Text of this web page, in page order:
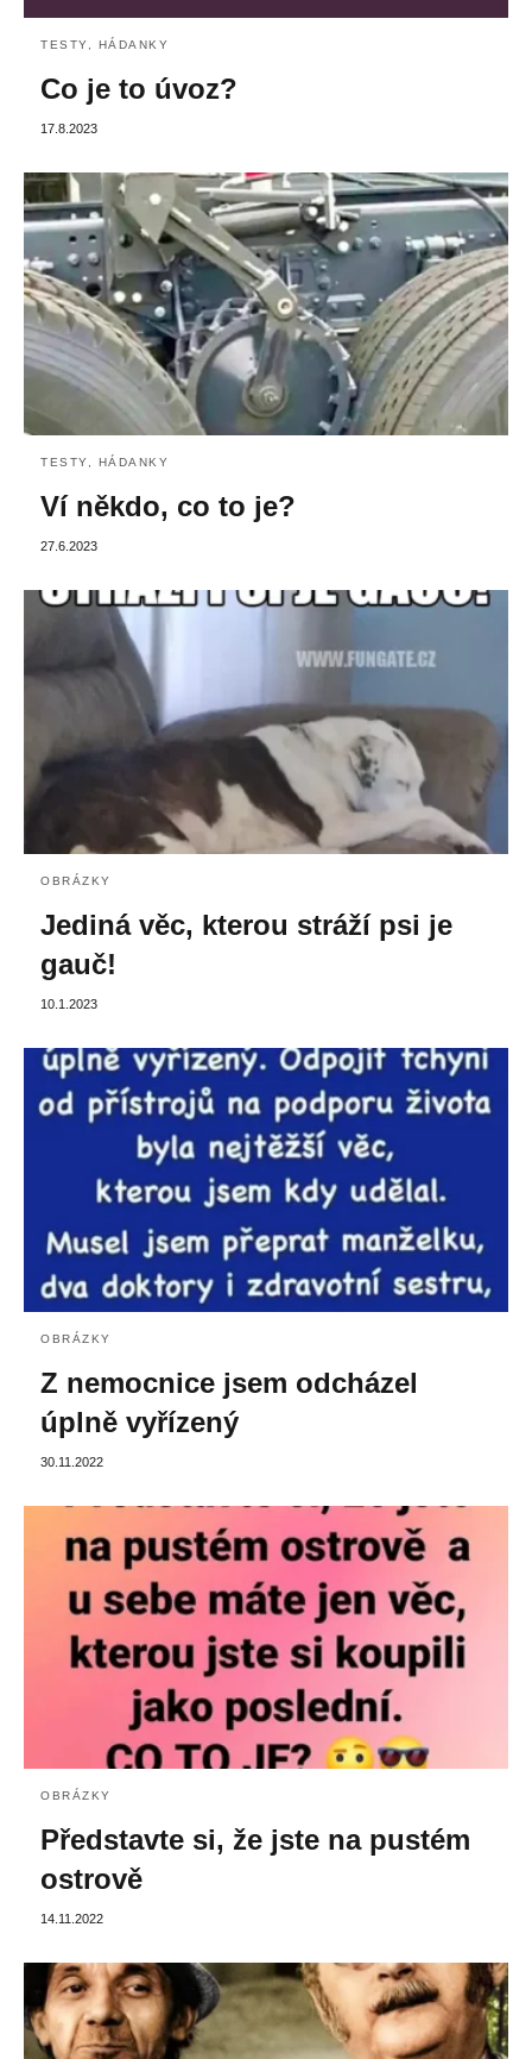
TESTY, HÁDANKY
Co je to úvoz?
17.8.2023
TESTY, HÁDANKY
Ví někdo, co to je?
27.6.2023
OBRÁZKY
Jediná věc, kterou stráží psi je
gauč!
10.1.2023
OBRÁZKY
Z nemocnice jsem odcházel
úplně vyřízený
30.11.2022
OBRÁZKY
Představte si, že jste na pustém
ostrově
14.11.2022